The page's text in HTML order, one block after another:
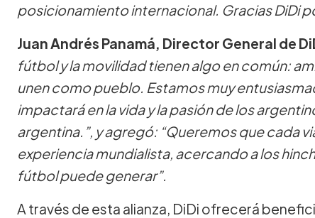
posicionamiento internacional. Gracias DiDi
Juan Andrés Panamá, Director General de
fútbol y la movilidad tienen algo en común:
unen como pueblo. Estamos muy
impactará en la vida y la pasión de los
argentina.”, y agregó: “Queremos que cada
experiencia mundialista, acercando a los
fútbol puede generar”.
A través de esta alianza, DiDi ofrecerá